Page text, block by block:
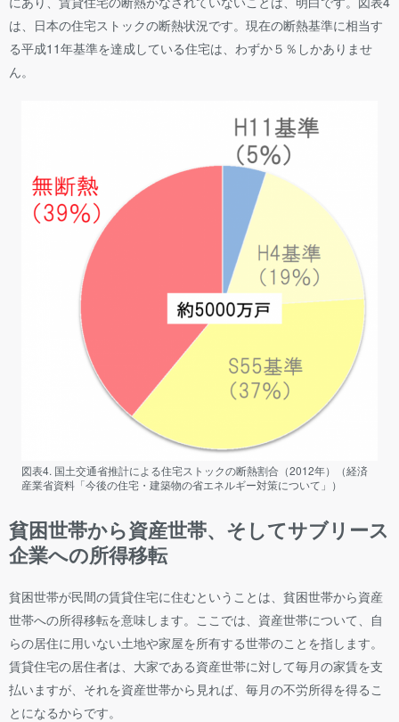
は、日本の住宅ストックの断熱状況です。現在の断熱基準に相当す
る平成11年基準を達成している住宅は、わずか５％しかありませ
ん。
図表4. 国土交通省推計による住宅ストックの断熱割合（2012年）（経済
産業省資料「今後の住宅・建築物の省エネルギー対策について」）
貧困世帯から資産世帯、そしてサブリース
企業への所得移転
貧困世帯が民間の賃貸住宅に住むということは、貧困世帯から資産
世帯への所得移転を意味します。ここでは、資産世帯について、自
らの居住に用いない土地や家屋を所有する世帯のことを指します。
賃貸住宅の居住者は、大家である資産世帯に対して毎月の家賃を支
払いますが、それを資産世帯から見れば、毎月の不労所得を得るこ
とになるからです。